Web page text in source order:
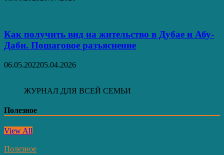
Как получить вид на жительство в Дубае и Абу-
Даби. Пошаговое разъяснение
06.05.202205.04.2026
ЖУРНАЛ ДЛЯ ВСЕЙ СЕМЬИ
Полезное
View All
Полезное